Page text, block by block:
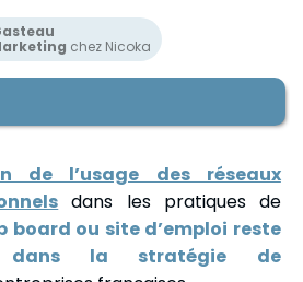
de l’usage des réseaux
dans les pratiques de
board ou site d’emploi reste
dans la stratégie de
chez Nicoka